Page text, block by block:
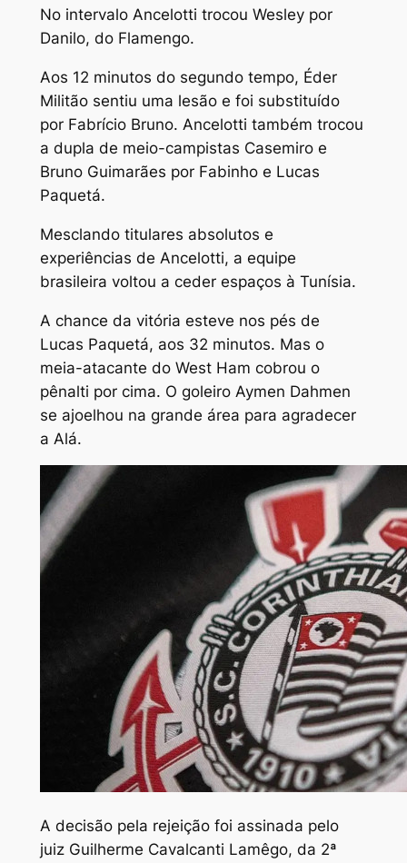
No intervalo Ancelotti trocou Wesley por
Danilo, do Flamengo.
Aos 12 minutos do segundo tempo, Éder
Militão sentiu uma lesão e foi substituído
por Fabrício Bruno. Ancelotti também trocou
a dupla de meio-campistas Casemiro e
Bruno Guimarães por Fabinho e Lucas
Paquetá.
Mesclando titulares absolutos e
experiências de Ancelotti, a equipe
brasileira voltou a ceder espaços à Tunísia.
A chance da vitória esteve nos pés de
Lucas Paquetá, aos 32 minutos. Mas o
meia-atacante do West Ham cobrou o
pênalti por cima. O goleiro Aymen Dahmen
se ajoelhou na grande área para agradecer
a Alá.
A decisão pela rejeição foi assinada pelo
juiz Guilherme Cavalcanti Lamêgo, da 2ª